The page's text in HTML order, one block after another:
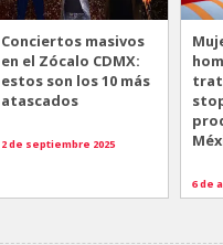
Conciertos masivos
en el Zócalo CDMX:
estos son los 10 más
atascados
2 de septiembre 2025
6 de